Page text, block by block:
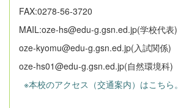
FAX:0278-56-3720
MAIL:oze-hs@edu-g.gsn.ed.jp(学校代表)
oze-kyomu@edu-g.gsn.ed.jp(入試関係)
oze-hs01@edu-g.gsn.ed.jp(自然環境科)
※本校のアクセス（交通案内）はこちら。